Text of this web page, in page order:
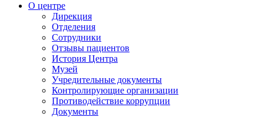
О центре
Дирекция
Отделения
Сотрудники
Отзывы пациентов
История Центра
Музей
Учредительные документы
Контролирующие организации
Противодействие коррупции
Документы